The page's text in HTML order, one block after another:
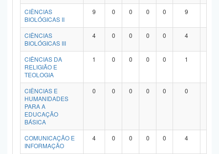
CIÊNCIAS
BIOLÓGICAS II
9 0 0 0 0 9
CIÊNCIAS
BIOLÓGICAS III
4 0 0 0 0 4
CIÊNCIAS DA
RELIGIÃO E
TEOLOGIA
1 0 0 0 0 1
CIÊNCIAS E
HUMANIDADES
PARA A
EDUCAÇÃO
BÁSICA
0 0 0 0 0 0
COMUNICAÇÃO E
INFORMAÇÃO
4 0 0 0 0 4